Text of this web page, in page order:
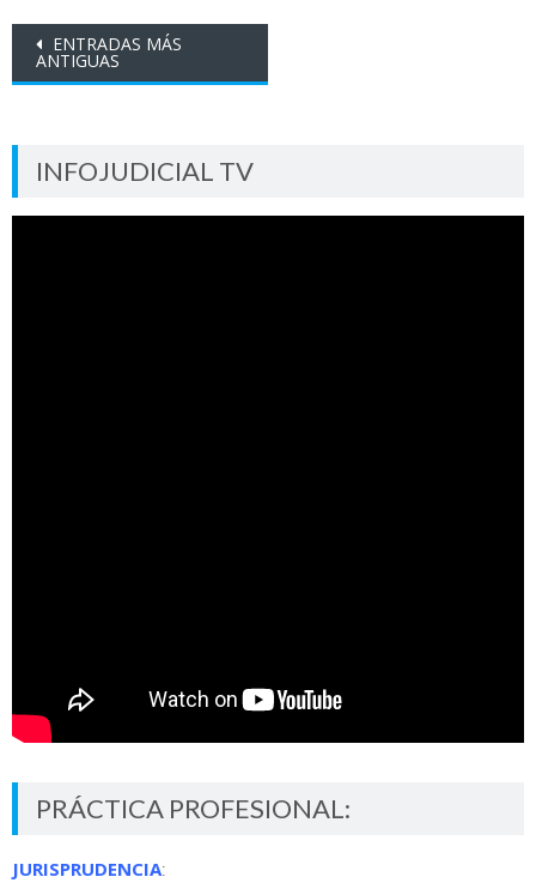
a
entradas
ENTRADAS MÁS
ANTIGUAS
INFOJUDICIAL TV
PRÁCTICA PROFESIONAL:
JURISPRUDENCIA: